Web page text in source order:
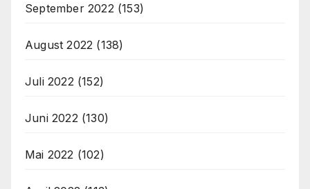
September 2022 (153)
August 2022 (138)
Juli 2022 (152)
Juni 2022 (130)
Mai 2022 (102)